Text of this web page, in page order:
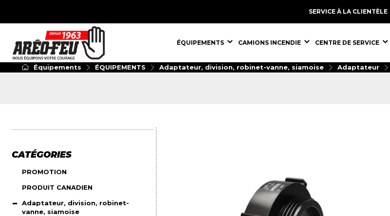
SERVICE À LA CLIENTÈLE
ÉQUIPEMENTS,
ÉQUIPEMENTS ÉQUIPEMENTS,
CAMIONS INCENDIE ÉQUIPEMENTS,
CENTRE DE SERVICE
Équipements ÉQUIPEMENTS Adaptateur, division, robinet-vanne, siamoise Adaptateur
CATÉGORIES
PROMOTION
PRODUIT CANADIEN
Adaptateur, division, robinet-
vanne, siamoise